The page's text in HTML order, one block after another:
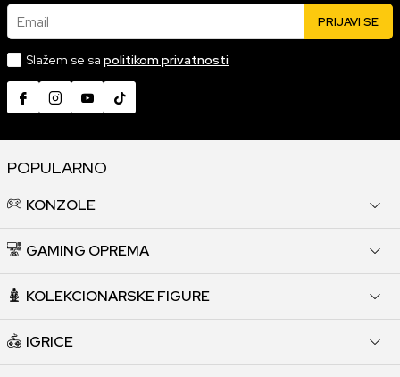
Email PRIJAVI SE
Slažem se sa politikom privatnosti
POPULARNO
KONZOLE
GAMING OPREMA
KOLEKCIONARSKE FIGURE
IGRICE